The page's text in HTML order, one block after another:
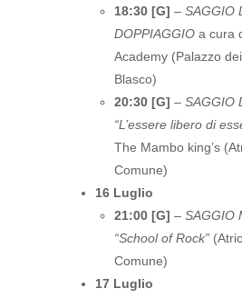
18:30 [G] – SAGGIO
DOPPIAGGIO a cura
Academy (Palazzo
Blasco)
20:30 [G] – SAGGIO
“L’essere libero di
The Mambo king’s
Comune)
16 Luglio
21:00 [G] – SAGGIO
“School of Rock”
Comune)
17 Luglio